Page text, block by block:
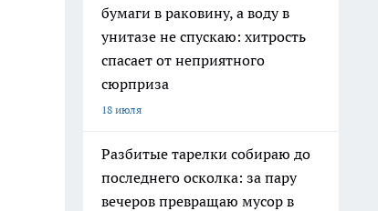
бумаги в раковину, а воду в
унитазе не спускаю: хитрость
спасает от неприятного
сюрприза
18 июля
Разбитые тарелки собираю до
последнего осколка: за пару
вечеров превращаю мусор в